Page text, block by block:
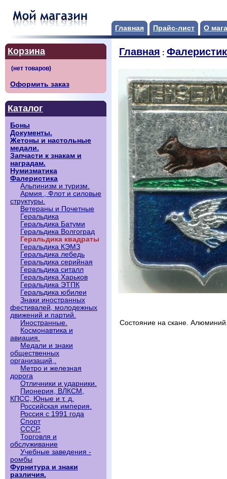
Главная Прайс-лист О
Корзина
Оформить заказ
Каталог
Боны
Документы.
Жетоны и настольные
медали.
Запчасти к знакам и
наградам.
Нумизматика
Фалеристика
Альпинизм и туризм.
Армия , Флот и силовые
структуры.
Ветераны и Почетные
Геральдика
Геральдика Батуми
Геральдика Волгоград
Геральдика квадраты
Геральдика КЭМЗ
Геральдика лебедь
Геральдика серийная
Геральдика ситалл
Геральдика Харьков
Геральдика ЭТПК
Геральдика юбилеи
Знаки иностранных
фестивалей, молодежных
движений и партий.
Иностранные.
Космонавтика и
авиация.
Медали и знаки
общественных
организаций,.
Метро и железная
дорога
Отличники и ударники.
Пионерия, ВЛКСМ,
КПСС, Юные и т. д.
Российская империя.
Россия с 1991 года
Спорт
СССР.
Торговля и
обслуживание
Учебные заведения -
ромбы
Фурнитура и знаки
различия.
Главная :
Состояние на скане.